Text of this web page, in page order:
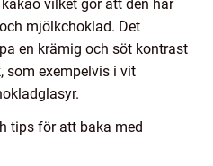
vilket gör att den har
mjölkchoklad. Det
en krämig och söt kontrast
som exempelvis i vit
tips för att baka med